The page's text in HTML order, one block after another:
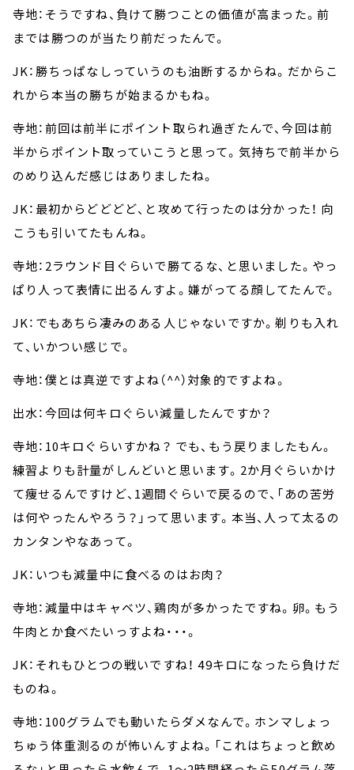
寺地：そうですね、負けて勝つことの価値が高まった。前
までは勝つのが当たり前だったんで。
JK：勝ちっぱなしっていうのも油断するからね。だからこ
れから本当の勝ちが始まるかもね。
寺地：前回は前半にポイント取られ過ぎたんで、今回は前
半からポイント取っていこうと思って。気持ちで前半から
のめり込んだ感じはありましたね。
JK：最初からどどどど、と攻めて行ったのは分かった！ 向
こうも引いてたもんね。
寺地：2ラウンド目ぐらいで勝てるな、と思いました。やっ
ぱり人って表情に出るんすよ。嫌がってる顔してたんで。
JK：でもあちら凄みのある人じゃないですか。剃りも入れ
て、いかつい感じで。
寺地：僕とは真逆ですよね（^^）対象的ですよね。
出水：今回は何キロぐらい減量したんですか？
寺地：10キロぐらいすかね？ でも、もう戻りましたもん。
練習よりも計量がしんどいと思います。2か月ぐらいかけ
て痩せるんですけど、1週間ぐらいで戻るので、「あの苦労
は何やったんやろう？」って思います。本当、人って太るの
カンタンやなあって。
JK：いつも減量中に食べるのはお肉？
寺地：減量中はキャベツ、鶏肉が多かったですね。卵。もう
牛肉とか食べたいっすよね・・・。
JK：それもひとつの戦いですね！ 49キロになったら負けだ
ものね。
寺地：100グラムでも動いたらダメなんで。ホンマしょっ
ちゅう体重測るのが怖いんすよね。「これはちょっと飲め